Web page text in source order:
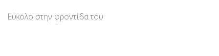
Εύκολο στην φροντίδα του